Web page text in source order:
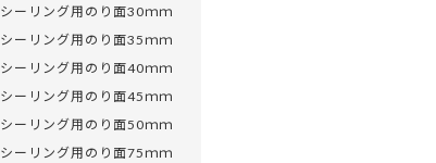
シーリング用のり面30ｍｍ
シーリング用のり面35ｍｍ
シーリング用のり面40ｍｍ
シーリング用のり面45ｍｍ
シーリング用のり面50ｍｍ
シーリング用のり面75ｍｍ